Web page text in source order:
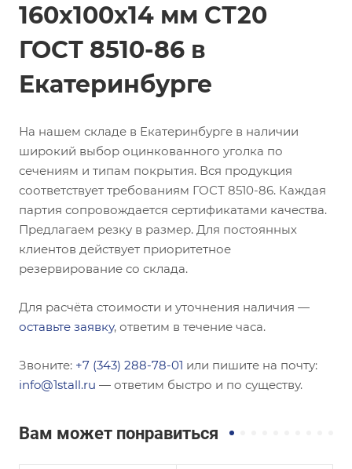
160х100х14 мм СТ20
ГОСТ 8510-86 в
Екатеринбурге
На нашем складе в Екатеринбурге в наличии
широкий выбор оцинкованного уголка по
сечениям и типам покрытия. Вся продукция
соответствует требованиям ГОСТ 8510-86. Каждая
партия сопровождается сертификатами качества.
Предлагаем резку в размер. Для постоянных
клиентов действует приоритетное
резервирование со склада.
Для расчёта стоимости и уточнения наличия —
оставьте заявку, ответим в течение часа.
Звоните: +7 (343) 288-78-01 или пишите на почту:
info@1stall.ru — ответим быстро и по существу.
Вам может понравиться